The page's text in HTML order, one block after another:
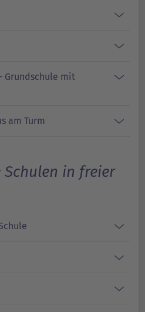
Grundschule mit
am Turm
Schulen in freier